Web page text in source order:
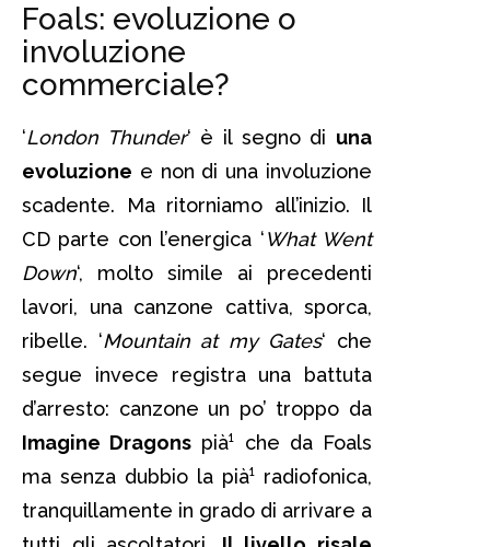
Foals: evoluzione o
involuzione
commerciale?
‘London Thunder‘ è il segno di una
evoluzione e non di una involuzione
scadente. Ma ritorniamo all’inizio. Il
CD parte con l’energica ‘What Went
Down‘, molto simile ai precedenti
lavori, una canzone cattiva, sporca,
ribelle. ‘Mountain at my Gates‘ che
segue invece registra una battuta
d’arresto: canzone un po’ troppo da
Imagine Dragons pià¹ che da Foals
ma senza dubbio la pià¹ radiofonica,
tranquillamente in grado di arrivare a